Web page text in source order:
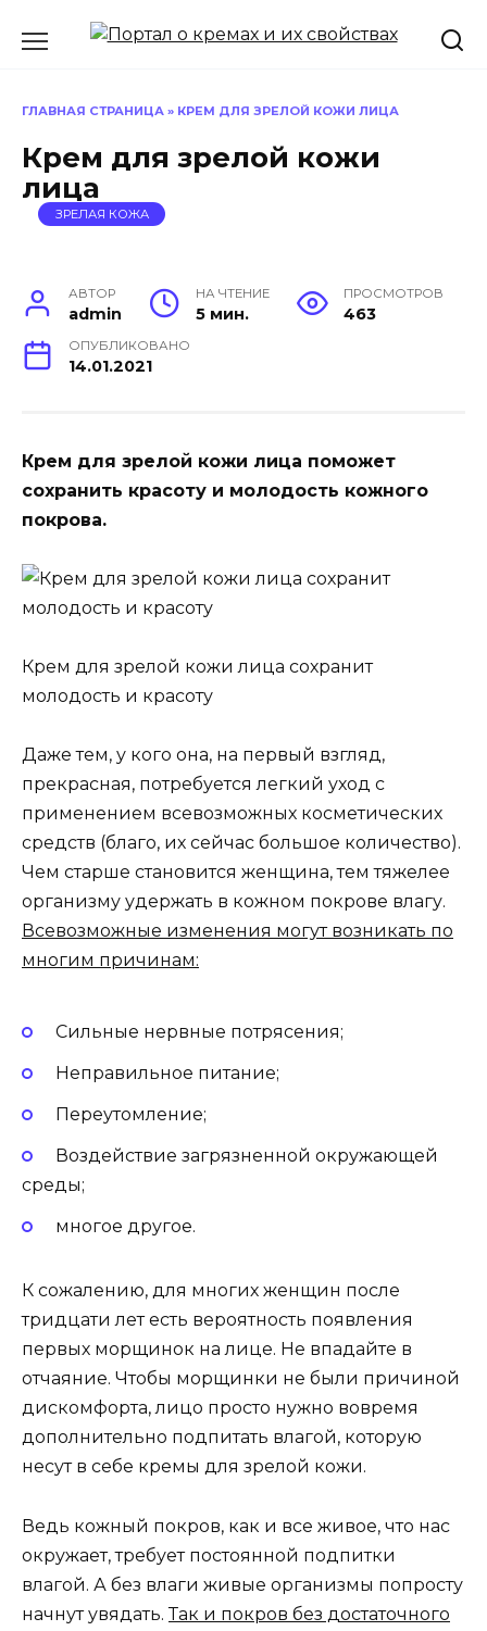
ГЛАВНАЯ СТРАНИЦА » КРЕМ ДЛЯ ЗРЕЛОЙ КОЖИ ЛИЦА
Крем для зрелой кожи
лица
ЗРЕЛАЯ КОЖА
АВТОР
admin
НА ЧТЕНИЕ
5 мин.
ПРОСМОТРОВ
463
ОПУБЛИКОВАНО
14.01.2021
Крем для зрелой кожи лица поможет
сохранить красоту и молодость кожного
покрова.
Крем для зрелой кожи лица сохранит
молодость и красоту
Даже тем, у кого она, на первый взгляд,
прекрасная, потребуется легкий уход с
применением всевозможных косметических
средств (благо, их сейчас большое количество).
Чем старше становится женщина, тем тяжелее
организму удержать в кожном покрове влагу.
Всевозможные изменения могут возникать по
многим причинам:
Сильные нервные потрясения;
Неправильное питание;
Переутомление;
Воздействие загрязненной окружающей
среды;
многое другое.
К сожалению, для многих женщин после
тридцати лет есть вероятность появления
первых морщинок на лице. Не впадайте в
отчаяние. Чтобы морщинки не были причиной
дискомфорта, лицо просто нужно вовремя
дополнительно подпитать влагой, которую
несут в себе кремы для зрелой кожи.
Ведь кожный покров, как и все живое, что нас
окружает, требует постоянной подпитки
влагой. А без влаги живые организмы попросту
начнут увядать.Так и покров без достаточного